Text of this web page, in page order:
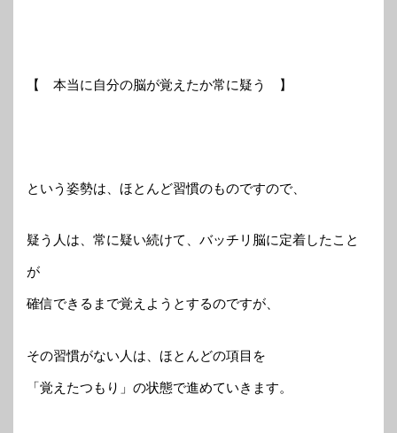
【 本当に自分の脳が覚えたか常に疑う 】
という姿勢は、ほとんど習慣のものですので、
疑う人は、常に疑い続けて、バッチリ脳に定着したこと
が
確信できるまで覚えようとするのですが、
その習慣がない人は、ほとんどの項目を
「覚えたつもり」の状態で進めていきます。